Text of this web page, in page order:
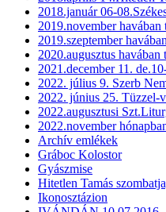
2018.január 06-
2019.november
2019.szeptember
2020.augusztus
2021.december 11.
2022. július 9. Szerb
2022. június 25. Tüzzel-
2022.augusztusi
2022.november
Archív emlékek
Gráboc Kolostor
Gyászmise
Hitetlen Tamás
Ikonosztázion